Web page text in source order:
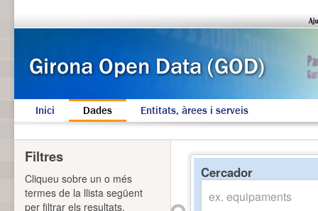
Inici Dades Entitats, àrees i serveis
Cercador
Filtres
Cliqueu sobre un o més
termes de la llista següent
per filtrar els resultats.